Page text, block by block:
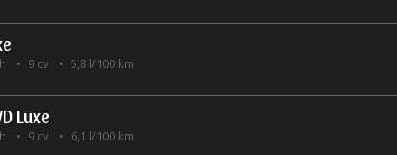
9 cv 5,8 l/100 km
Luxe
9 cv 6,1 l/100 km